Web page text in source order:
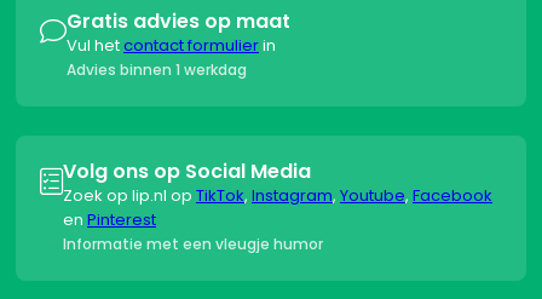
Gratis advies op maat
Vul hetcontact formulierin
Advies binnen 1 werkdag
Volg ons op Social Media
Zoek op lip.nl op TikTok, Instagram, Youtube, Facebook
en Pinterest
Informatie met een vleugje humor